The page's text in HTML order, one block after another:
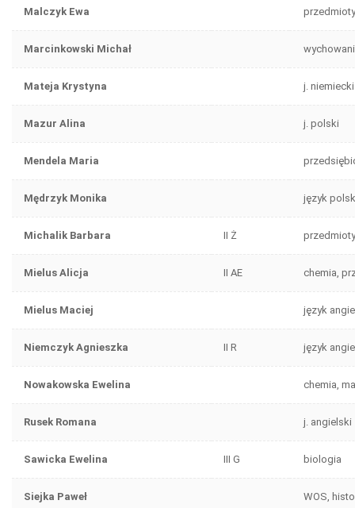
Malczyk Ewa
Marcinkowski Michał
Mateja Krystyna j. niemiecki
Mazur Alina j. polski
Mendela Maria
Mędrzyk Monika język
Michalik Barbara II Ż
Mielus Alicja II AE chemia,
Mielus Maciej język
Niemczyk Agnieszka II R język
Nowakowska Ewelina chemia,
Rusek Romana j. angielski
Sawicka Ewelina III G biologia
Siejka Paweł WOS,